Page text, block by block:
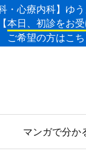
・心療内科】ゆ
【本日、初診をお
ご希望の方はこ
マンガで分か